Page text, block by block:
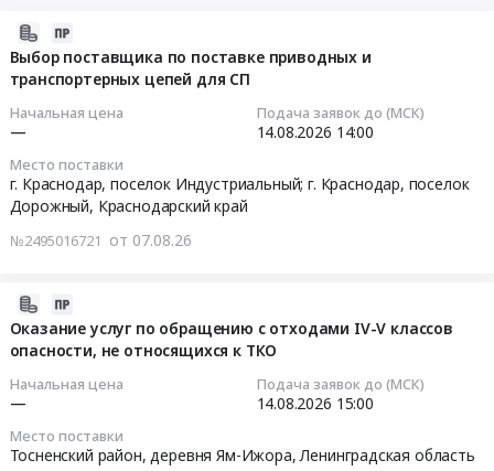
Выбор поставщика по поставке приводных и
транспортерных цепей для СП
Начальная цена
—
Подача заявок до (МСК)
14.08.2026 14:00
Место поставки
г. Краснодар, поселок Индустриальный; г. Краснодар, поселок
Дорожный, Краснодарский край
№2495016721 от 07.08.26
Оказание услуг по обращению с отходами IV-V классов
опасности, не относящихся к ТКО
Начальная цена
—
Подача заявок до (МСК)
14.08.2026 15:00
Место поставки
Тосненский район, деревня Ям-Ижора,Ленинградская область